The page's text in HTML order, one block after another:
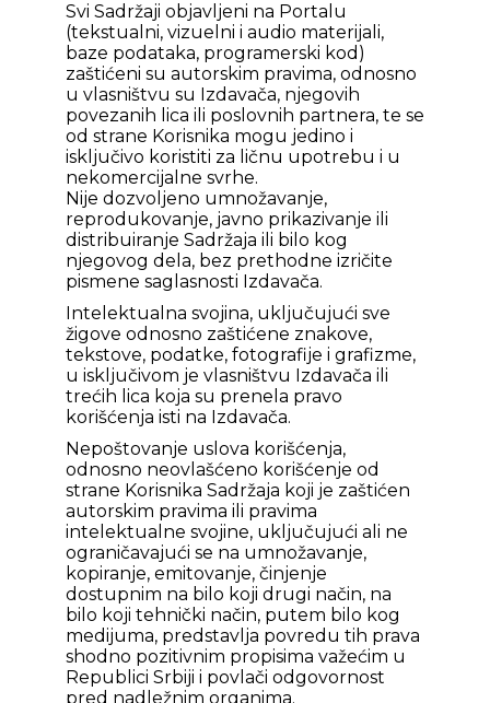
Svi Sadržaji objavljeni na Portalu
(tekstualni, vizuelni i audio materijali,
baze podataka, programerski kod)
zaštićeni su autorskim pravima, odnosno
u vlasništvu su Izdavača, njegovih
povezanih lica ili poslovnih partnera, te se
od strane Korisnika mogu jedino i
isključivo koristiti za ličnu upotrebu i u
nekomercijalne svrhe.
Nije dozvoljeno umnožavanje,
reprodukovanje, javno prikazivanje ili
distribuiranje Sadržaja ili bilo kog
njegovog dela, bez prethodne izričite
pismene saglasnosti Izdavača.
Intelektualna svojina, uključujući sve
žigove odnosno zaštićene znakove,
tekstove, podatke, fotografije i grafizme,
u isključivom je vlasništvu Izdavača ili
trećih lica koja su prenela pravo
korišćenja isti na Izdavača.
Nepoštovanje uslova korišćenja,
odnosno neovlašćeno korišćenje od
strane Korisnika Sadržaja koji je zaštićen
autorskim pravima ili pravima
intelektualne svojine, uključujući ali ne
ograničavajući se na umnožavanje,
kopiranje, emitovanje, činjenje
dostupnim na bilo koji drugi način, na
bilo koji tehnički način, putem bilo kog
medijuma, predstavlja povredu tih prava
shodno pozitivnim propisima važećim u
Republici Srbiji i povlači odgovornost
pred nadležnim organima.